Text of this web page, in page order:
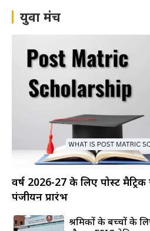
युवा मंच
वर्ष 2026-27 के लिए पोस्ट
पंजीयन प्रारंभ
श्रमिकों के बच्चों के